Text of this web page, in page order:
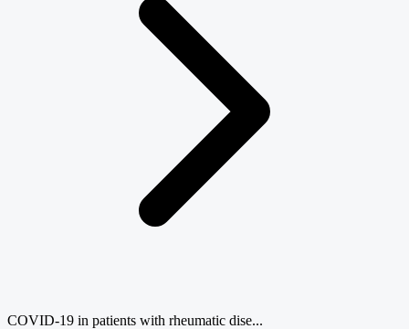
COVID-19 in patients with rheumatic dise...